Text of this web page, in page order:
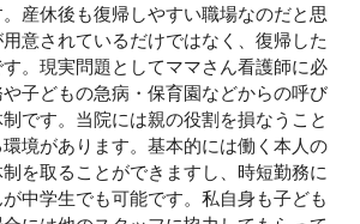
産休後も復帰しやすい職場なのだと思
意されているだけではなく、復帰した
。現実問題としてママさん看護師に必
子どもの急病・保育園などからの呼び
です。当院には親の役割を損なうこと
境があります。基本的には働く本人の
を取ることができますし、時短勤務に
中学生でも可能です。私自身も子ども